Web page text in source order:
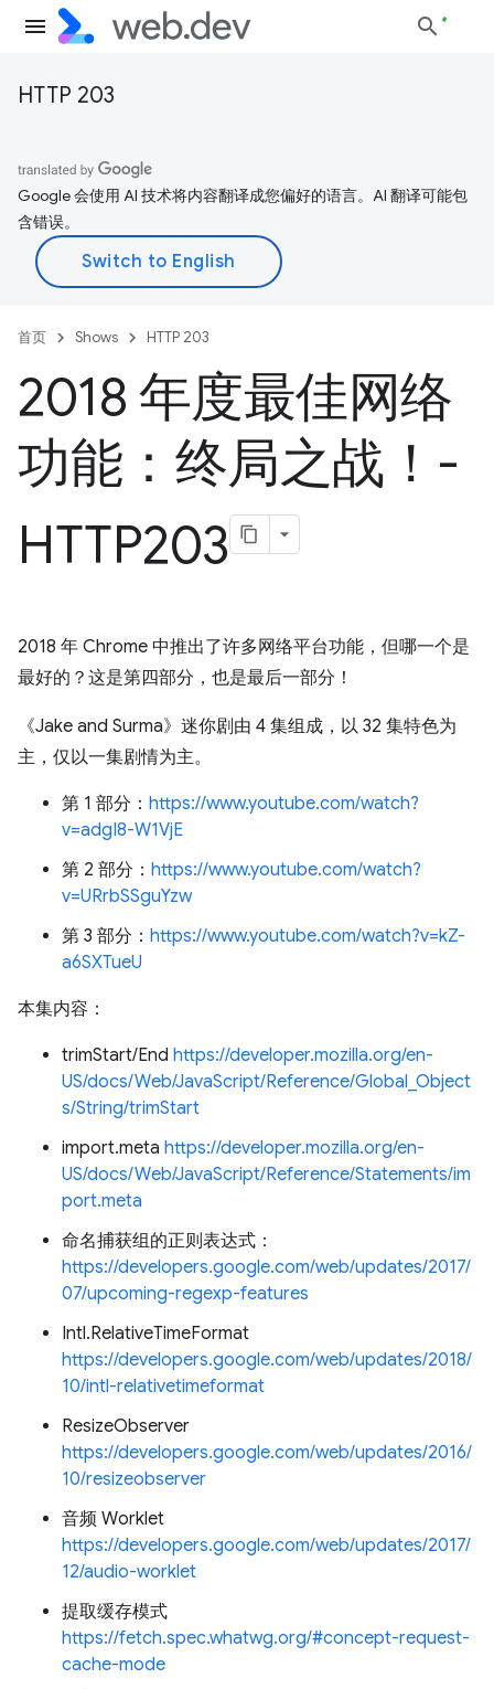
HTTP 203
Google 会使用 AI 技术将内容翻译成您偏好的语言。AI 翻译可能包
含错误。
首页 Shows HTTP 203
2018 年度最佳网络
功能：终局之战！-
HTTP203
2018 年 Chrome 中推出了许多网络平台功能，但哪一个是
最好的？这是第四部分，也是最后一部分！
《Jake and Surma》迷你剧由 4 集组成，以 32 集特色为
主，仅以一集剧情为主。
第 1 部分： https://www.youtube.com/watch?
v=adgI8-W1VjE
第 2 部分： https://www.youtube.com/watch?
v=URrbSSguYzw
第 3 部分： https://www.youtube.com/watch?v=kZ-
a6SXTueU
本集内容：
trimStart/End https://developer.mozilla.org/en-
US/docs/Web/JavaScript/Reference/Global_Object
s/String/trimStart
import.meta https://developer.mozilla.org/en-
US/docs/Web/JavaScript/Reference/Statements/im
port.meta
命名捕获组的正则表达式：
https://developers.google.com/web/updates/2017/
07/upcoming-regexp-features
Intl.RelativeTimeFormat
https://developers.google.com/web/updates/2018/
10/intl-relativetimeformat
ResizeObserver
https://developers.google.com/web/updates/2016/
10/resizeobserver
音频 Worklet
https://developers.google.com/web/updates/2017/
12/audio-worklet
提取缓存模式
https://fetch.spec.whatwg.org/#concept-request-
cache-mode